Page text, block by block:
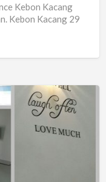
Kebon Kacang
Kebon Kacang 29